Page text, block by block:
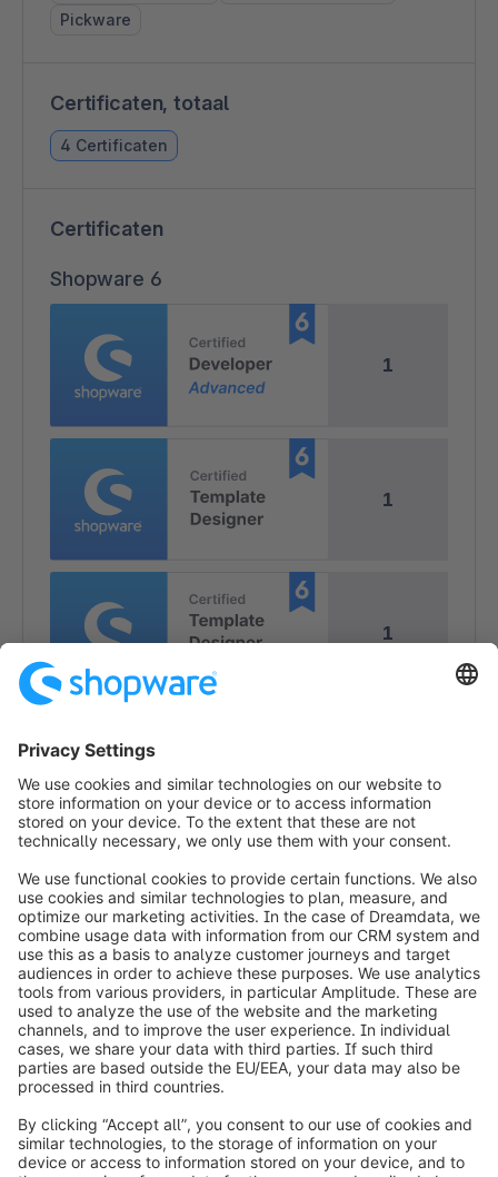
Pickware
Certificaten, totaal
4 Certificaten
Certificaten
Shopware 6
1
1
1
info@shopware.com
Over Shopware
Product